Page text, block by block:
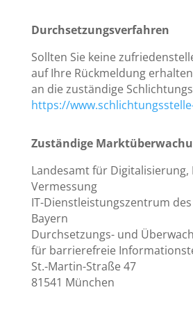
Durchsetzungsverfahren
Sollten Sie keine
auf Ihre Rückmeldung
an die zuständige
https://
Zuständige
Landesamt für
Vermessung
IT-Dienstleistungszentrum
Bayern
Durchsetzungs- und
für barrierefreie
St.-Martin-Straße 47
81541 München